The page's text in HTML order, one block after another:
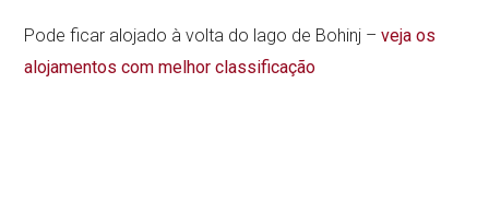
Pode ficar alojado à volta do lago de Bohinj –veja os
alojamentos com melhor classificação